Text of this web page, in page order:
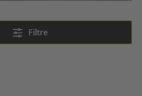
Filtre